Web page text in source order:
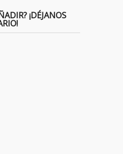
¡DÉJANOS